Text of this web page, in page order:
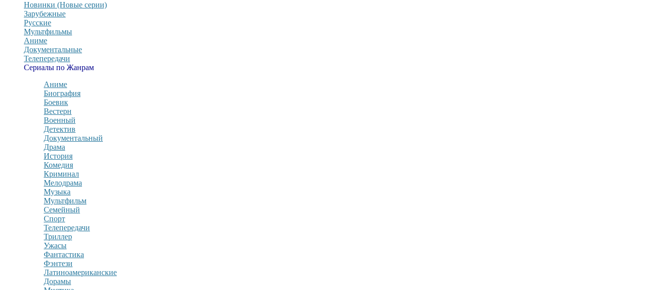
Новинки (Новые серии)
Зарубежные
Русские
Мультфильмы
Аниме
Документальные
Телепередачи
Сериалы по Жанрам
Аниме
Биография
Боевик
Вестерн
Военный
Детектив
Документальный
Драма
История
Комедия
Криминал
Мелодрама
Музыка
Мультфильм
Семейный
Спорт
Телепередачи
Триллер
Ужасы
Фантастика
Фэнтези
Латиноамериканские
Дорамы